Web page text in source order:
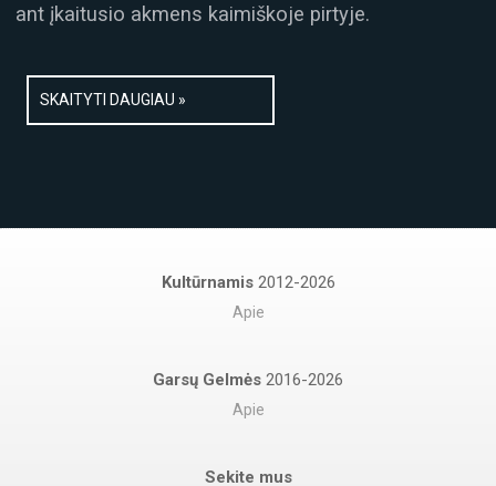
ant įkaitusio akmens kaimiškoje pirtyje.
SKAITYTI DAUGIAU »
Kultūrnamis 2012-2026
Apie
Garsų Gelmės 2016-2026
Apie
Sekite mus